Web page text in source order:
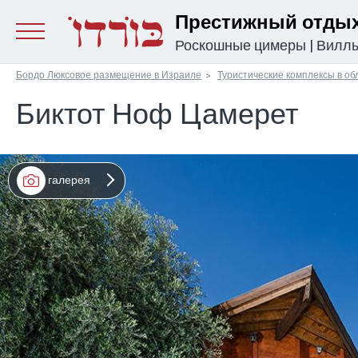
Престижный
Роскошные цимеры |
Бордо Люксовое размещение в Израиле Туристические комплексы в
Биктот Ноф Цамерет
галерея
מפה